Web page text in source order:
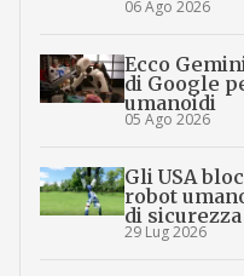
06 Ago 2026
Ecco
di Google
umanoidi
05 Ago 2026
Gli USA
robot
di
29 Lug 2026